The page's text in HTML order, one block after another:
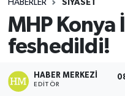
HABERLER SİYASET
MHP Konya
feshedildi!
HABER MERKEZI
EDITÖR